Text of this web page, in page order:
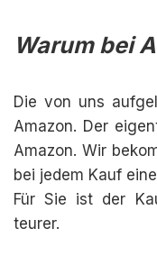
Warum bei
Die von uns
Amazon. Der
Amazon. Wir
bei jedem Kauf
Für Sie ist der
teurer.